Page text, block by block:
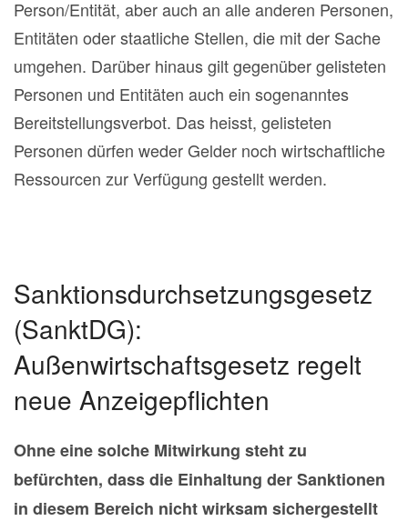
Person/Entität, aber auch an alle anderen Personen,
Entitäten oder staatliche Stellen, die mit der Sache
umgehen. Darüber hinaus gilt gegenüber gelisteten
Personen und Entitäten auch ein sogenanntes
Bereitstellungsverbot. Das heisst, gelisteten
Personen dürfen weder Gelder noch wirtschaftliche
Ressourcen zur Verfügung gestellt werden.
Sanktionsdurchsetzungsgesetz
(SanktDG):
Außenwirtschaftsgesetz regelt
neue Anzeigepflichten
Ohne eine solche Mitwirkung steht zu
befürchten, dass die Einhaltung der Sanktionen
in diesem Bereich nicht wirksam sichergestellt